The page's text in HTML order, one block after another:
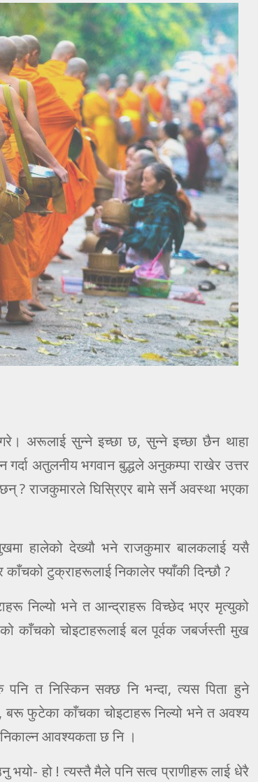
अरूलाई सुन्ने इच्छा छ, सुन्ने इच्छा छैन थाहा
अतुलनीय भगवान बुद्धले अनुकम्पा राखेर उत्तर
? राजकुमारले घिस्रिएर बामे सर्ने अवस्था भएका
हालेको देख्यौ भने राजकुमार बालकलाई यसै
काँचको टुक्राहरूलाई निकालेर फ्याँकी दिन्छौ ?
निल्यो भने त आन्द्राहरू विच्छेद भएर मृत्युको
काँचको चोइटाहरूलाई बल पूर्वक जबर्जस्ती मुख
त निस्किन सक्छ नि भन्दा, त्यस पिता हुने
बरू फुटेका काँचका चोइटाहरू निल्यो भने त अवश्य
आवश्यकता छ नि ।
भयो- हो ! त्यस्तै मैले पनि सत्व प्राणीहरू लाई धेरै